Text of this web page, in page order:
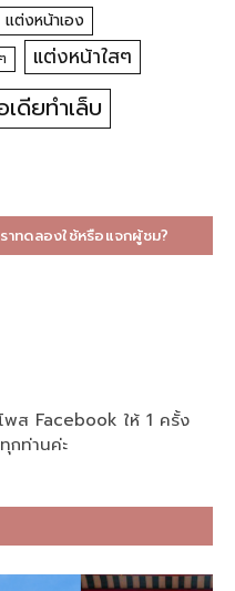
แต่งหน้าเอง
แต่งหน้าใสๆ
เดียทำเล็บ
าทดลองใช้หรือแจกผู้ชม?
พส Facebook ให้ 1 ครั้ง
กท่านค่ะ